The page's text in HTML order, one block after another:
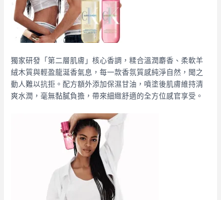
獨家研發「第二層肌膚」核心香調，糅合溫潤麝香、柔軟羊
絨木質與輕盈龍涎香氣息，每一款香氛質感純淨自然，聞之
動人難以抗拒。配方額外添加保濕甘油，噴塗後肌膚維持清
爽水潤，毫無黏膩負擔，帶來細緻舒適的全方位感官享受。